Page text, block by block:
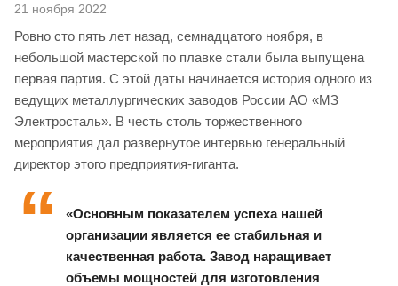
21 ноября 2022
Ровно сто пять лет назад, семнадцатого ноября, в
небольшой мастерской по плавке стали была выпущена
первая партия. С этой даты начинается история одного из
ведущих металлургических заводов России АО «МЗ
Электросталь». В честь столь торжественного
мероприятия дал развернутое интервью генеральный
директор этого предприятия-гиганта.
«Основным показателем успеха нашей
организации является ее стабильная и
качественная работа. Завод наращивает
объемы мощностей для изготовления